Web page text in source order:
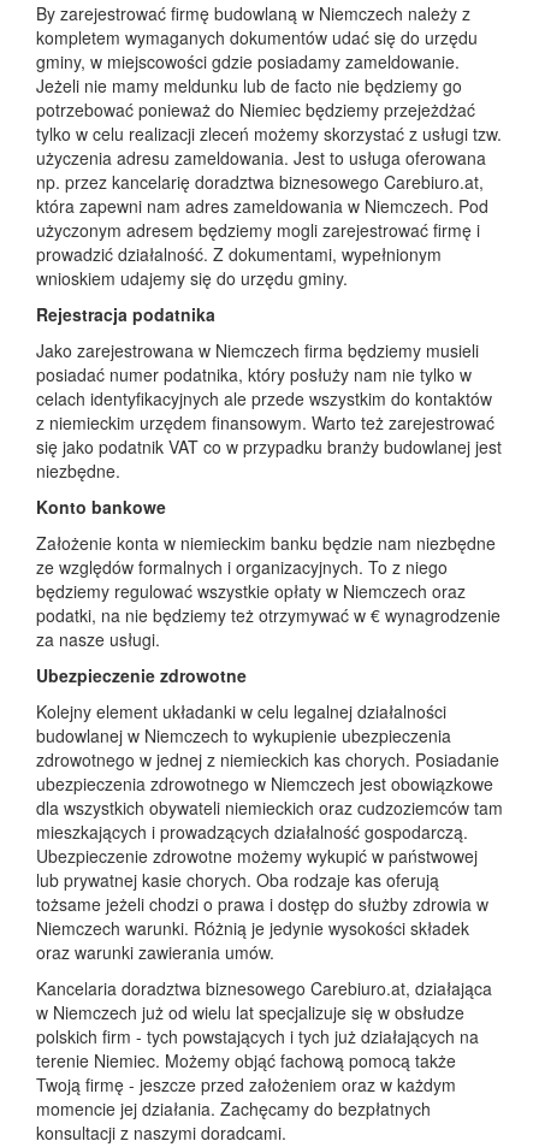
By zarejestrować firmę budowlaną w Niemczech należy z
kompletem wymaganych dokumentów udać się do urzędu
gminy, w miejscowości gdzie posiadamy zameldowanie.
Jeżeli nie mamy meldunku lub de facto nie będziemy go
potrzebować ponieważ do Niemiec będziemy przejeżdżać
tylko w celu realizacji zleceń możemy skorzystać z usługi tzw.
użyczenia adresu zameldowania. Jest to usługa oferowana
np. przez kancelarię doradztwa biznesowego Carebiuro.at,
która zapewni nam adres zameldowania w Niemczech. Pod
użyczonym adresem będziemy mogli zarejestrować firmę i
prowadzić działalność. Z dokumentami, wypełnionym
wnioskiem udajemy się do urzędu gminy.
Rejestracja podatnika
Jako zarejestrowana w Niemczech firma będziemy musieli
posiadać numer podatnika, który posłuży nam nie tylko w
celach identyfikacyjnych ale przede wszystkim do kontaktów
z niemieckim urzędem finansowym. Warto też zarejestrować
się jako podatnik VAT co w przypadku branży budowlanej jest
niezbędne.
Konto bankowe
Założenie konta w niemieckim banku będzie nam niezbędne
ze względów formalnych i organizacyjnych. To z niego
będziemy regulować wszystkie opłaty w Niemczech oraz
podatki, na nie będziemy też otrzymywać w € wynagrodzenie
za nasze usługi.
Ubezpieczenie zdrowotne
Kolejny element układanki w celu legalnej działalności
budowlanej w Niemczech to wykupienie ubezpieczenia
zdrowotnego w jednej z niemieckich kas chorych. Posiadanie
ubezpieczenia zdrowotnego w Niemczech jest obowiązkowe
dla wszystkich obywateli niemieckich oraz cudzoziemców tam
mieszkających i prowadzących działalność gospodarczą.
Ubezpieczenie zdrowotne możemy wykupić w państwowej
lub prywatnej kasie chorych. Oba rodzaje kas oferują
tożsame jeżeli chodzi o prawa i dostęp do służby zdrowia w
Niemczech warunki. Różnią je jedynie wysokości składek
oraz warunki zawierania umów.
Kancelaria doradztwa biznesowego Carebiuro.at, działająca
w Niemczech już od wielu lat specjalizuje się w obsłudze
polskich firm - tych powstających i tych już działających na
terenie Niemiec. Możemy objąć fachową pomocą także
Twoją firmę - jeszcze przed założeniem oraz w każdym
momencie jej działania. Zachęcamy do bezpłatnych
konsultacji z naszymi doradcami.